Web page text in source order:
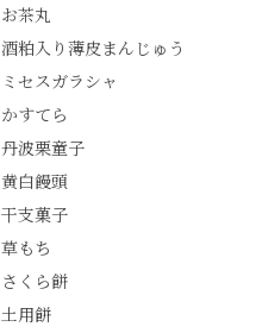
お茶丸
酒粕入り薄皮まんじゅう
ミセスガラシャ
かすてら
丹波栗童子
黄白饅頭
干支菓子
草もち
さくら餅
土用餅